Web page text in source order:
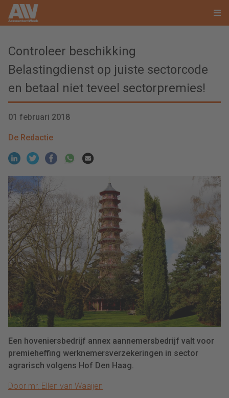
Controleer beschikking
Belastingdienst op juiste sectorcode
en betaal niet teveel sectorpremies!
01 februari 2018
De Redactie
Een hoveniersbedrijf annex aannemersbedrijf valt voor
premieheffing werknemersverzekeringen in sector
agrarisch volgens Hof Den Haag.
Door mr. Ellen van Waaijen